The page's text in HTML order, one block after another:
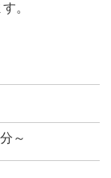
。
～